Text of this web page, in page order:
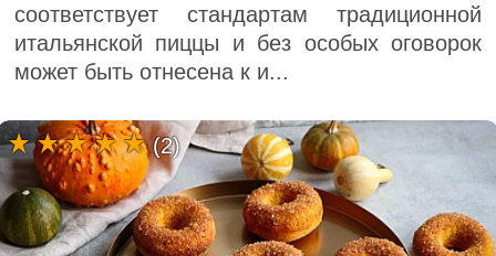
соответствует стандартам традиционной
итальянской пиццы и без особых оговорок
может быть отнесена к и...
(2)